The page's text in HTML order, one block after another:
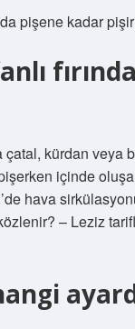
pişene kadar
çatal, kürdan veya
içinde
hava
– Leziz